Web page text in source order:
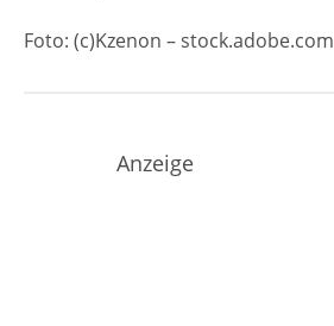
Foto: (c)Kzenon – stock.adobe.com
Anzeige